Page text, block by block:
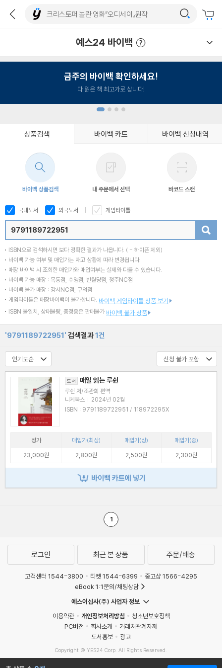
예스24 바이백
금주의 바이백 확인하세요!
다 읽은 책 최고가로 삽니다!
상품검색 바이백 카트 바이백 신청내역
바이백 상품검색 내 주문에서 선택 바코드 스캔
국내도서 외국도서 게임타이틀
ISBN으로 검색하시면 보다 정확한 결과가 나옵니다. ( - 하이픈 제외)
바이백 가능 여부 및 매입가는 재고 상황에 따라 변경됩니다.
매장 바이백 시 조회한 매입가와 매입여부는 실제와 다를 수 있습니다.
바이백 가능 매장 : 목동점, 수영점, 반월당점, 청주NC점
바이백 불가 매장 : 강서NC점, 구의점
게임타이틀은 매장바이백이 불가합니다. 바이백 게임타이틀 상품 보기
ISBN 불일치, 상태불량, 증정용은 판매불가 바이백 불가 상품
'9791189722951' 검색결과1건
도서 매일 읽는 루쉰
루쉰 저/조관희 편역
니케북스 | 2024년 02월
ISBN : 9791189722951 / 118972295X
정가 매입가(최상) 매입가(상)
매입가(중)
23,000원
2,800원 2,500원 2,300원
바이백 카트에 넣기
1
로그인 최근 본 상품 주문/배송
고객센터 1544-3800 티켓 1544-6399
중고샵 1566-4295
eBook 1:1문의/채팅상담
예스이십사(주) 사업자 정보
이용약관
개인정보처리방침
청소년보호정책
PC버전
회사소개
거래처관계자께
도서홍보
광고
Copyright © YES24 Corp. All Rights Reserved.
MATOM5